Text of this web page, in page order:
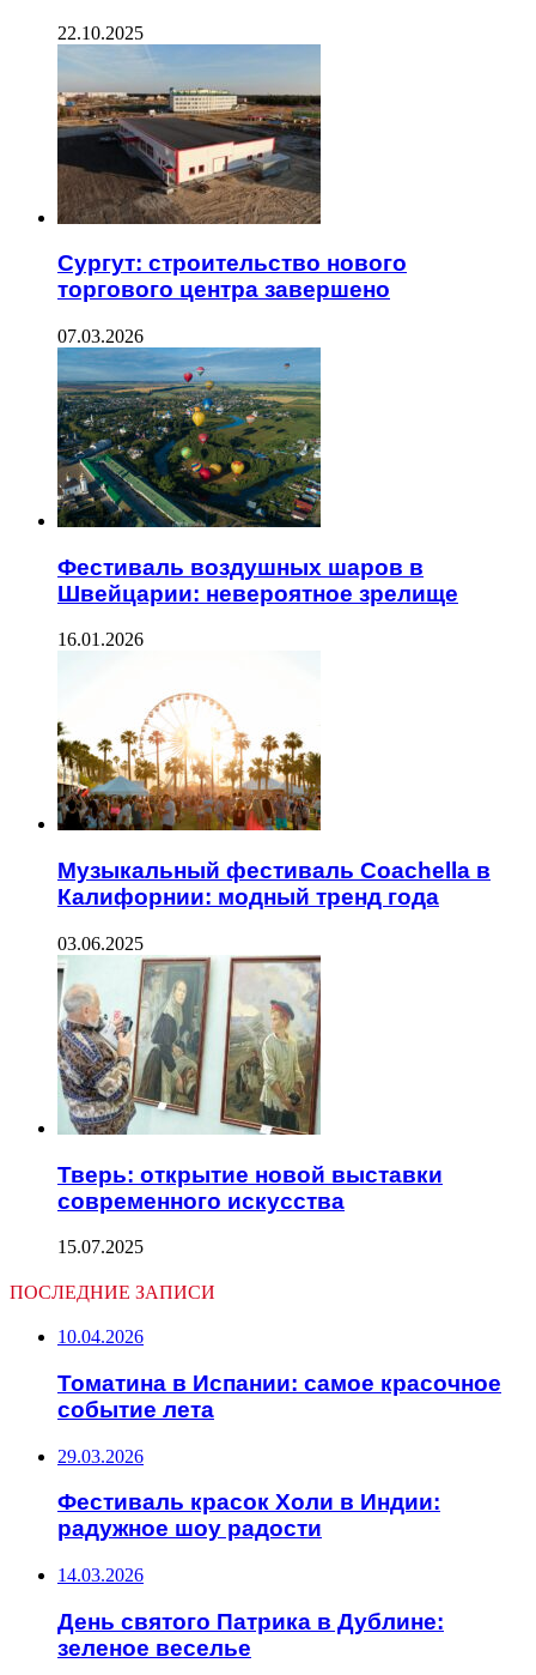
22.10.2025
Сургут: строительство нового
торгового центра завершено
07.03.2026
Фестиваль воздушных шаров в
Швейцарии: невероятное зрелище
16.01.2026
Музыкальный фестиваль Coachella в
Калифорнии: модный тренд года
03.06.2025
Тверь: открытие новой выставки
современного искусства
15.07.2025
ПОСЛЕДНИЕ ЗАПИСИ
10.04.2026
Томатина в Испании: самое красочное
событие лета
29.03.2026
Фестиваль красок Холи в Индии:
радужное шоу радости
14.03.2026
День святого Патрика в Дублине:
зеленое веселье